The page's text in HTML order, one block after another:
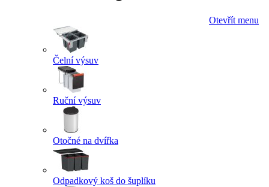
Otevřít menu
Čelní výsuv
Ruční výsuv
Otočné na dvířka
Odpadkový koš do šuplíku